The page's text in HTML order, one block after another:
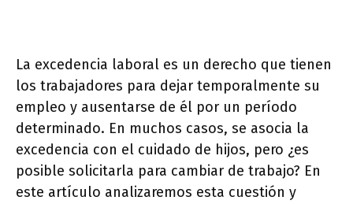
La excedencia laboral es un derecho que tienen
los trabajadores para dejar temporalmente su
empleo y ausentarse de él por un período
determinado. En muchos casos, se asocia la
excedencia con el cuidado de hijos, pero ¿es
posible solicitarla para cambiar de trabajo? En
este artículo analizaremos esta cuestión y